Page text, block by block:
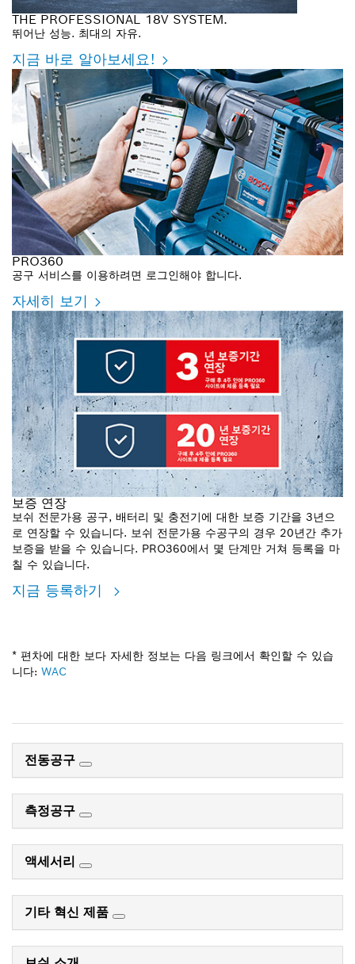
THE PROFESSIONAL 18V SYSTEM.
뛰어난 성능. 최대의 자유.
지금 바로 알아보세요!
PRO360
공구 서비스를 이용하려면 로그인해야 합니다.
자세히 보기
보증 연장
보쉬 전문가용 공구, 배터리 및 충전기에 대한 보증 기간을 3년으
로 연장할 수 있습니다. 보쉬 전문가용 수공구의 경우 20년간 추가
보증을 받을 수 있습니다. PRO360에서 몇 단계만 거쳐 등록을 마
칠 수 있습니다.
지금 등록하기
* 편차에 대한 보다 자세한 정보는 다음 링크에서 확인할 수 있습
니다: WAC
전동공구
측정공구
액세서리
기타 혁신 제품